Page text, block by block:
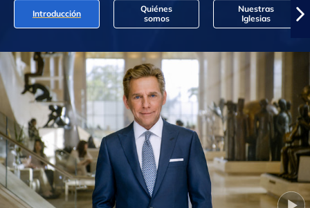
Introducción
Quiénes
somos
Nuestras
Iglesias